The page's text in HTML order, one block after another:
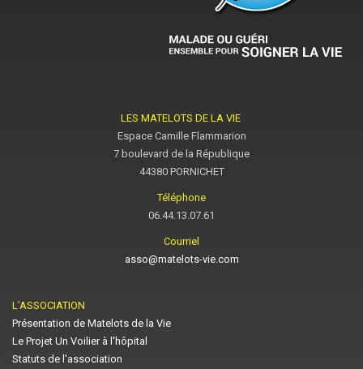
LES MATELOTS DE LA VIE
Espace Camille Flammarion
7 boulevard de la République
44380 PORNICHET
Téléphone
06.44.13.07.61
Courriel
asso@matelots-vie.com
L’ASSOCIATION
Présentation de Matelots de la Vie
Le Projet Un Voilier à l'hôpital
Statuts de l'association